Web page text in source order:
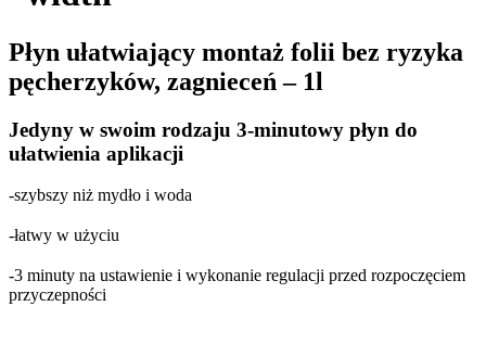
Płyn ułatwiający montaż folii bez ryzyka
pęcherzyków, zagnieceń – 1l
Jedyny w swoim rodzaju 3-minutowy płyn do
ułatwienia aplikacji
-szybszy niż mydło i woda
-łatwy w użyciu
-3 minuty na ustawienie i wykonanie regulacji przed rozpoczęciem
przyczepności